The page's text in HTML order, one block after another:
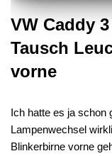
VW Caddy
Tausch
vorne
Ich hatte es ja schon
Lampenwechsel
Blinkerbirne vorne